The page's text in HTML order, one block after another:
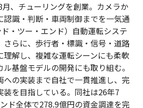
、チューリングを創業。カメラか
認識・判断・車両制御までを一気通
・ツー・エンド）自動運転システ
さらに、歩行者・標識・信号・道路
理解し、複雑な運転シーンにも柔軟
基盤モデルの開発にも取り組む。
への実装まで自社で一貫推進し、完
装を目指している。同社は26年7
ド全体で278.9億円の資金調達を完